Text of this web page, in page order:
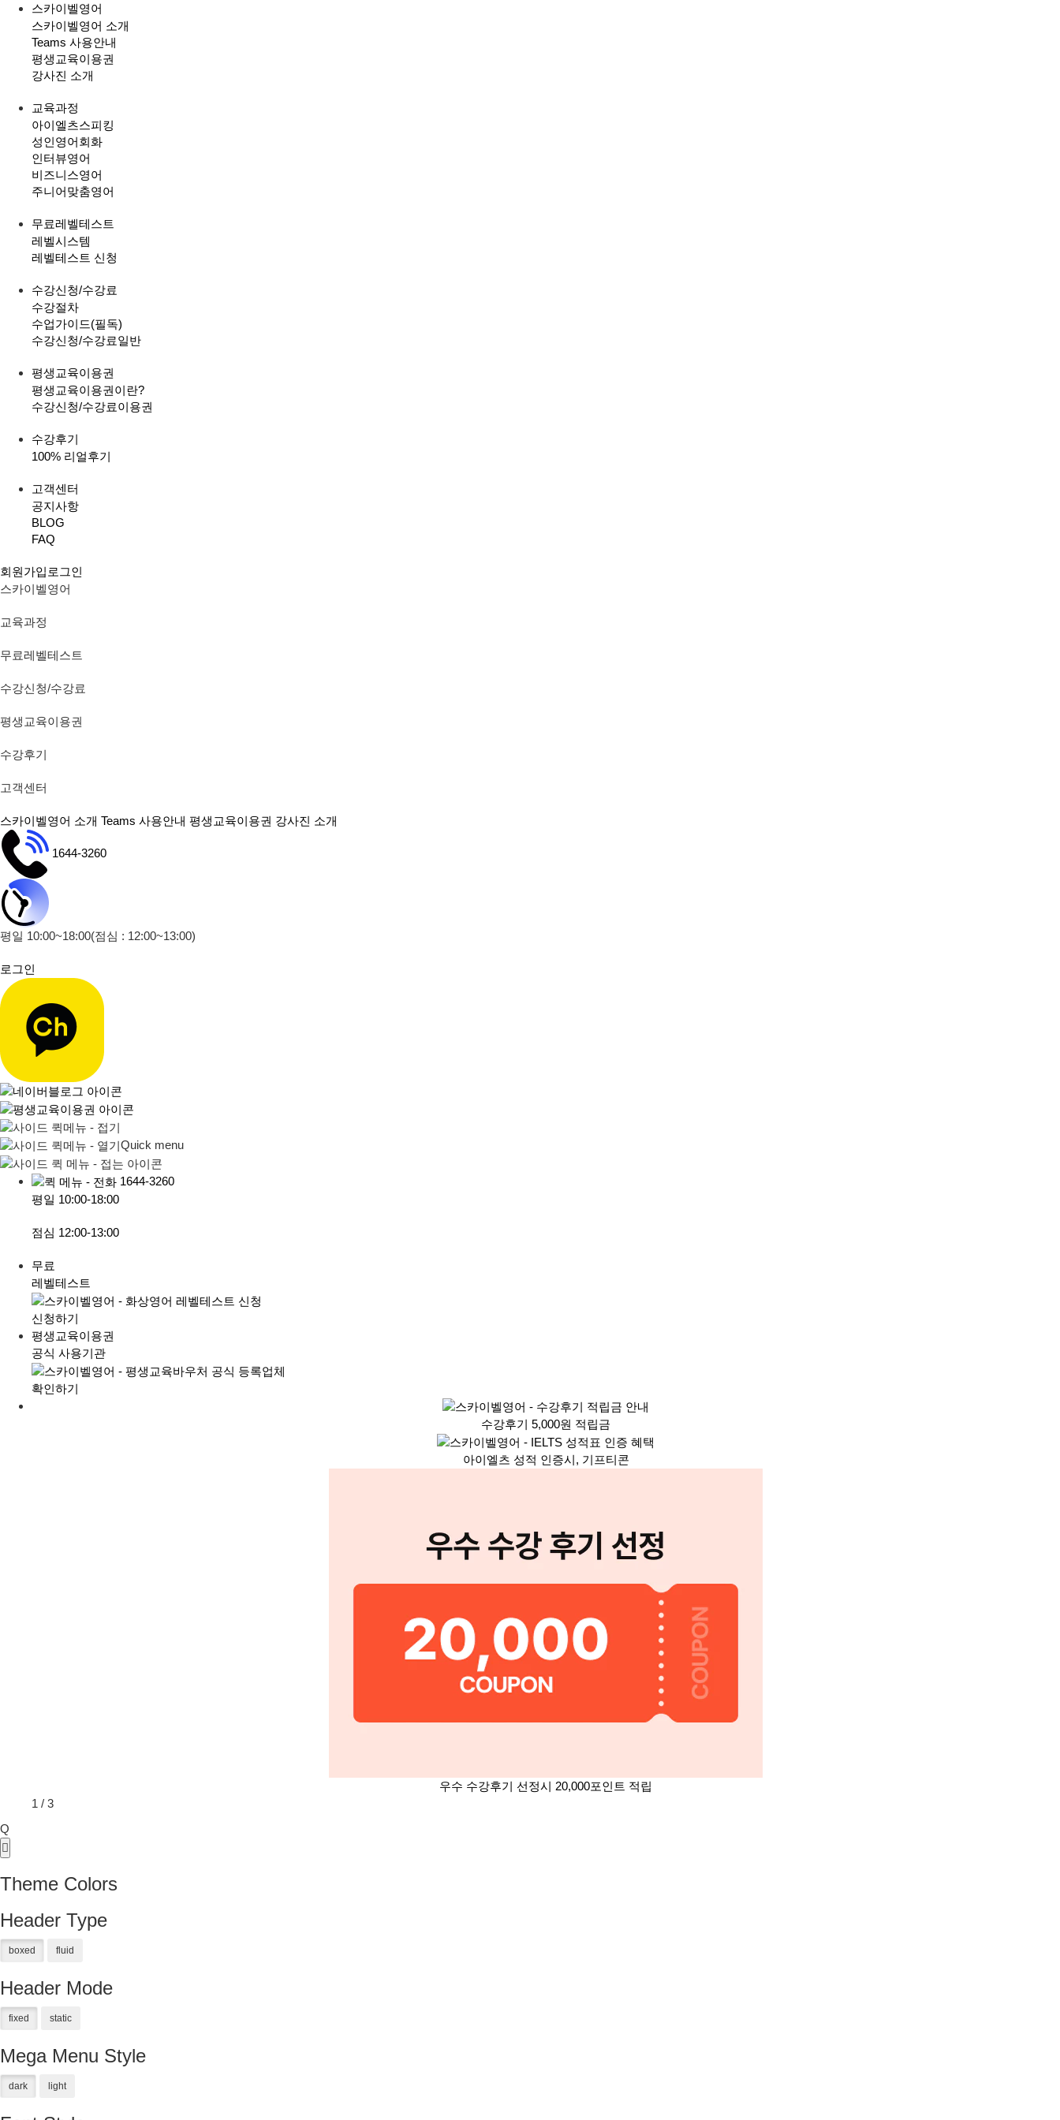
스카이벨영어
스카이벨영어 소개
Teams 사용안내
평생교육이용권
강사진 소개
교육과정
아이엘츠스피킹
성인영어회화
인터뷰영어
비즈니스영어
주니어맞춤영어
무료레벨테스트
레벨시스템
레벨테스트 신청
수강신청/수강료
수강절차
수업가이드(필독)
수강신청/수강료일반
평생교육이용권
평생교육이용권이란?
수강신청/수강료이용권
수강후기
100% 리얼후기
고객센터
공지사항
BLOG
FAQ
회원가입 로그인
스카이벨영어
교육과정
무료레벨테스트
수강신청/수강료
평생교육이용권
수강후기
고객센터
스카이벨영어 소개 Teams 사용안내 평생교육이용권 강사진 소개
1644-3260
평일 10:00~18:00(점심 : 12:00~13:00)
로그인
Quick menu
1644-3260
평일 10:00-18:00
점심 12:00-13:00
무료
레벨테스트
신청하기
평생교육이용권
공식 사용기관
확인하기
수강후기 5,000원 적립금
아이엘츠 성적 인증시, 기프티콘
우수 수강후기 선정시 20,000포인트 적립
1 / 3
Q
Theme Colors
Header Type
Header Mode
Mega Menu Style